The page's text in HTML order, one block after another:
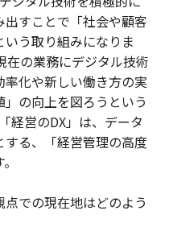
すことで「社会や顧客
う取り組みになりま
在の業務にデジタル技術
化や新しい働き方の実
の向上を図ろうという
経営のDX」は、データ
する、「経営管理の高度
での現在地はどのよう